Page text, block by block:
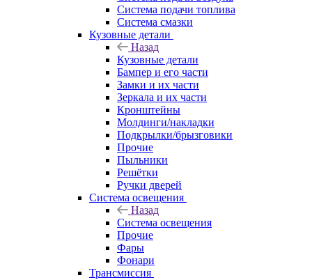
Система подачи топлива
Система смазки
Кузовные детали
Назад
Кузовные детали
Бампер и его части
Замки и их части
Зеркала и их части
Кронштейны
Молдинги/накладки
Подкрылки/брызговики
Прочие
Пыльники
Решётки
Ручки дверей
Система освещения
Назад
Система освещения
Прочие
Фары
Фонари
Трансмиссия